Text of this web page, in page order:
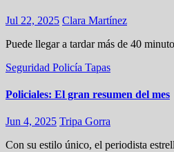
Jul 22, 2025 Clara Martínez
Puede llegar a tardar más de 40
Seguridad Policía Tapas
Policiales: El gran resumen del mes
Jun 4, 2025 Tripa Gorra
Con su estilo único, el periodista